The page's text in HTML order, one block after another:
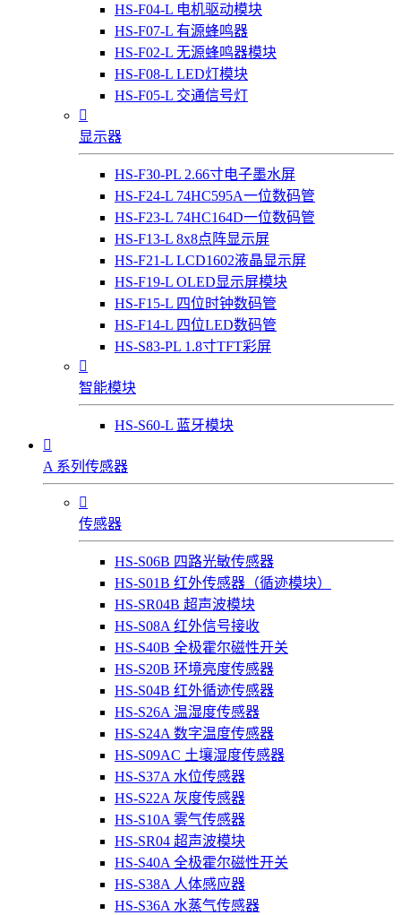
HS-F04-L 电机驱动模块
HS-F07-L 有源蜂鸣器
HS-F02-L 无源蜂鸣器模块
HS-F08-L LED灯模块
HS-F05-L 交通信号灯

显示器
HS-F30-PL 2.66寸电子墨水屏
HS-F24-L 74HC595A一位数码管
HS-F23-L 74HC164D一位数码管
HS-F13-L 8x8点阵显示屏
HS-F21-L LCD1602液晶显示屏
HS-F19-L OLED显示屏模块
HS-F15-L 四位时钟数码管
HS-F14-L 四位LED数码管
HS-S83-PL 1.8寸TFT彩屏

智能模块
HS-S60-L 蓝牙模块

A 系列传感器

传感器
HS-S06B 四路光敏传感器
HS-S01B 红外传感器（循迹模块）
HS-SR04B 超声波模块
HS-S08A 红外信号接收
HS-S40B 全极霍尔磁性开关
HS-S20B 环境亮度传感器
HS-S04B 红外循迹传感器
HS-S26A 温湿度传感器
HS-S24A 数字温度传感器
HS-S09AC 土壤湿度传感器
HS-S37A 水位传感器
HS-S22A 灰度传感器
HS-S10A 雾气传感器
HS-SR04 超声波模块
HS-S40A 全极霍尔磁性开关
HS-S38A 人体感应器
HS-S36A 水蒸气传感器